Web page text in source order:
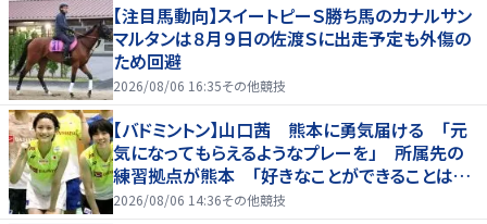
【注目馬動向】スイートピーＳ勝ち馬のカナルサン
マルタンは８月９日の佐渡Ｓに出走予定も外傷の
ため回避
2026/08/06 16:35その他競技
【バドミントン】山口茜 熊本に勇気届ける 「元
気になってもらえるようなプレーを」 所属先の
練習拠点が熊本 「好きなことができることは当
たり前じゃない」
2026/08/06 14:36その他競技